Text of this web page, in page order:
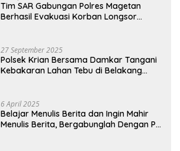
Tim SAR Gabungan Polres Magetan
Berhasil Evakuasi Korban Longsor
27 September 2025
Polsek Krian Bersama Damkar Tangani
Kebakaran Lahan Tebu di Belakang
6 April 2025
Belajar Menulis Berita dan Ingin Mahir
Menulis Berita, Bergabunglah Dengan PT